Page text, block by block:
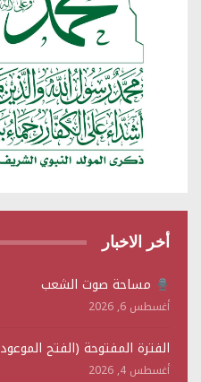
أخر الاخبار
مساحة صوت الشعب
أغسطس 6, 2026
الفترة المفتوحة (الفتح
أغسطس 4, 2026